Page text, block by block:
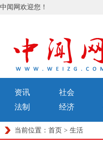
中闻网欢迎您！
资讯 社会
法制
经济
当前位置： 首页 > 生活